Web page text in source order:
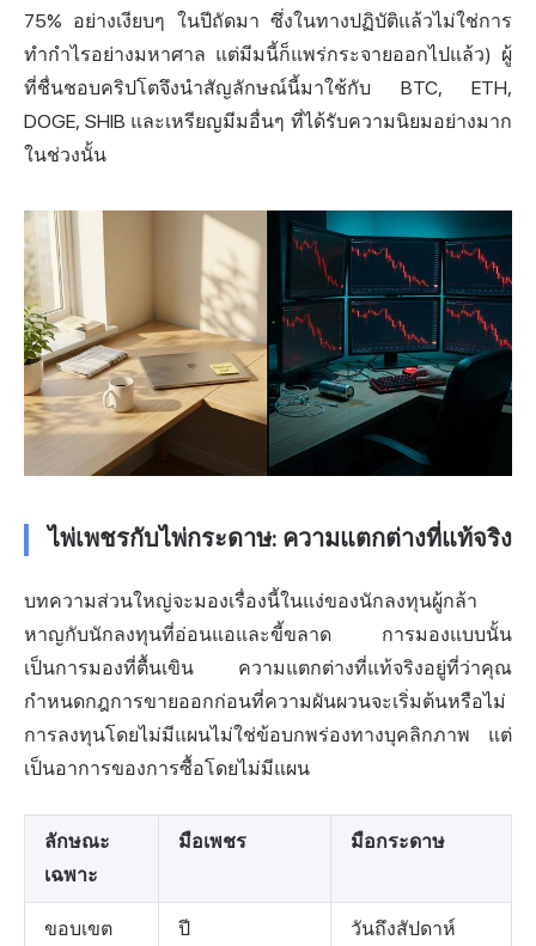
75% อย่างเงียบๆ ในปีถัดมา ซึ่งในทางปฏิบัติแล้วไม่ใช่การ
ทำกำไรอย่างมหาศาล แต่มีมนี้ก็แพร่กระจายออกไปแล้ว) ผู้
ที่ชื่นชอบคริปโตจึงนำสัญลักษณ์นี้มาใช้กับ BTC, ETH,
DOGE, SHIB และเหรียญมีมอื่นๆ ที่ได้รับความนิยมอย่างมาก
ในช่วงนั้น
ไพ่เพชรกับไพ่กระดาษ: ความแตกต่างที่แท้จริง
บทความส่วนใหญ่จะมองเรื่องนี้ในแง่ของนักลงทุนผู้กล้า
หาญกับนักลงทุนที่อ่อนแอและขี้ขลาด การมองแบบนั้น
เป็นการมองที่ตื้นเขิน ความแตกต่างที่แท้จริงอยู่ที่ว่าคุณ
กำหนดกฎการขายออกก่อนที่ความผันผวนจะเริ่มต้นหรือไม่
การลงทุนโดยไม่มีแผนไม่ใช่ข้อบกพร่องทางบุคลิกภาพ แต่
เป็นอาการของการซื้อโดยไม่มีแผน
ลักษณะ
เฉพาะ
มือเพชร มือกระดาษ
ขอบเขต ปี วันถึงสัปดาห์